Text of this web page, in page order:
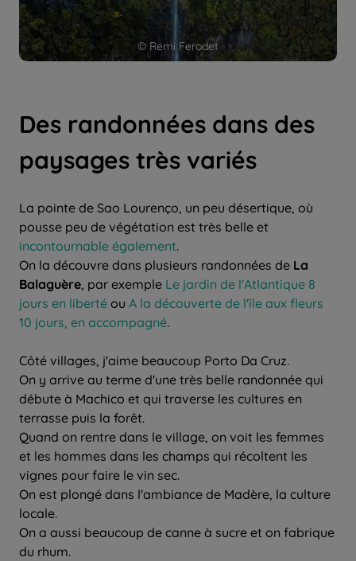
© Remi Ferodet
Des randonnées dans des
paysages très variés
La pointe de Sao Lourenço, un peu désertique, où
pousse peu de végétation est très belle et
incontournable également.
On la découvre dans plusieurs randonnées de La
Balaguère, par exemple Le jardin de l'Atlantique 8
jours en liberté ou A la découverte de l'île aux fleurs
10 jours, en accompagné.
Côté villages, j'aime beaucoup Porto Da Cruz.
On y arrive au terme d'une très belle randonnée qui
débute à Machico et qui traverse les cultures en
terrasse puis la forêt.
Quand on rentre dans le village, on voit les femmes
et les hommes dans les champs qui récoltent les
vignes pour faire le vin sec.
On est plongé dans l'ambiance de Madère, la culture
locale.
On a aussi beaucoup de canne à sucre et on fabrique
du rhum.